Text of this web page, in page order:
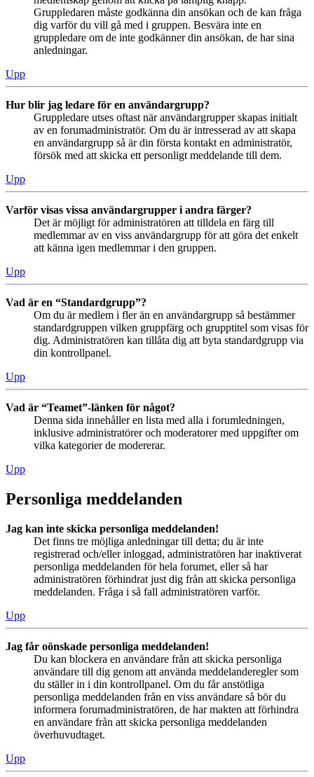
Gruppledaren måste godkänna din ansökan och de kan fråga
dig varför du vill gå med i gruppen. Besvära inte en
gruppledare om de inte godkänner din ansökan, de har sina
anledningar.
Upp
Hur blir jag ledare för en användargrupp?
Gruppledare utses oftast när användargrupper skapas initialt
av en forumadministratör. Om du är intresserad av att skapa
en användargrupp så är din första kontakt en administratör,
försök med att skicka ett personligt meddelande till dem.
Upp
Varför visas vissa användargrupper i andra färger?
Det är möjligt för administratören att tilldela en färg till
medlemmar av en viss användargrupp för att göra det enkelt
att känna igen medlemmar i den gruppen.
Upp
Vad är en “Standardgrupp”?
Om du är medlem i fler än en användargrupp så bestämmer
standardgruppen vilken gruppfärg och grupptitel som visas för
dig. Administratören kan tillåta dig att byta standardgrupp via
din kontrollpanel.
Upp
Vad är “Teamet”-länken för något?
Denna sida innehåller en lista med alla i forumledningen,
inklusive administratörer och moderatorer med uppgifter om
vilka kategorier de modererar.
Upp
Personliga meddelanden
Jag kan inte skicka personliga meddelanden!
Det finns tre möjliga anledningar till detta; du är inte
registrerad och/eller inloggad, administratören har inaktiverat
personliga meddelanden för hela forumet, eller så har
administratören förhindrat just dig från att skicka personliga
meddelanden. Fråga i så fall administratören varför.
Upp
Jag får oönskade personliga meddelanden!
Du kan blockera en användare från att skicka personliga
användare till dig genom att använda meddelanderegler som
du ställer in i din kontrollpanel. Om du får anstötliga
personliga meddelanden från en viss användare så bör du
informera forumadministratören, de har makten att förhindra
en användare från att skicka personliga meddelanden
överhuvudtaget.
Upp